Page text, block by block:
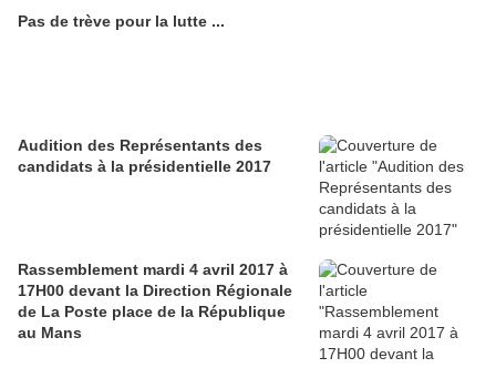
Pas de trève pour la lutte ...
Audition des Représentants des
candidats à la présidentielle 2017
Rassemblement mardi 4 avril 2017 à
17H00 devant la Direction Régionale
de La Poste place de la République
au Mans